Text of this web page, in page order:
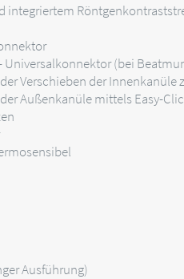
(bei
Verschieben der Innenkanüle
Außenkanüle mittels Easy-
Ausführung)